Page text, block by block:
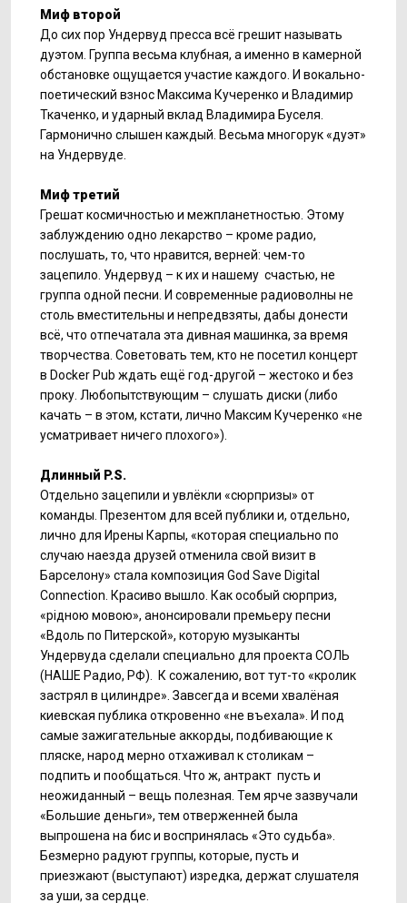
Миф второй
До сих пор Ундервуд пресса всё грешит называть
дуэтом. Группа весьма клубная, а именно в камерной
обстановке ощущается участие каждого. И вокально-
поетический взнос Максима Кучеренко и Владимир
Ткаченко, и ударный вклад Владимира Буселя.
Гармонично слышен каждый. Весьма многорук «дуэт»
на Ундервуде.
Миф третий
Грешат космичностью и межпланетностью. Этому
заблуждению одно лекарство – кроме радио,
послушать, то, что нравится, верней: чем-то
зацепило. Ундервуд – к их и нашему счастью, не
группа одной песни. И современные радиоволны не
столь вместительны и непредвзяты, дабы донести
всё, что отпечатала эта дивная машинка, за время
творчества. Советовать тем, кто не посетил концерт
в Docker Pub ждать ещё год-другой – жестоко и без
проку. Любопытствующим – слушать диски (либо
качать – в этом, кстати, лично Максим Кучеренко «не
усматривает ничего плохого»).
Длинный P.S.
Отдельно зацепили и увлёкли «сюрпризы» от
команды. Презентом для всей публики и, отдельно,
лично для Ирены Карпы, «которая специально по
случаю наезда друзей отменила свой визит в
Барселону» стала композиция God Save Digital
Connection. Красиво вышло. Как особый сюрприз,
«рідною мовою», анонсировали премьеру песни
«Вдоль по Питерской», которую музыканты
Ундервуда сделали специально для проекта СОЛЬ
(НАШЕ Радио, РФ). К сожалению, вот тут-то «кролик
застрял в цилиндре». Завсегда и всеми хвалёная
киевская публика откровенно «не въехала». И под
самые зажигательные аккорды, подбивающие к
пляске, народ мерно отхаживал к столикам –
подпить и пообщаться. Что ж, антракт пусть и
неожиданный – вещь полезная. Тем ярче зазвучали
«Большие деньги», тем отверженней была
выпрошена на бис и воспринялась «Это судьба».
Безмерно радуют группы, которые, пусть и
приезжают (выступают) изредка, держат слушателя
за уши, за сердце.